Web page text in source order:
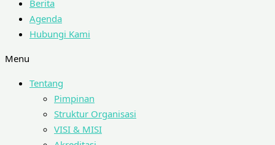
Berita
Agenda
Hubungi Kami
Menu
Tentang
Pimpinan
Struktur Organisasi
VISI & MISI